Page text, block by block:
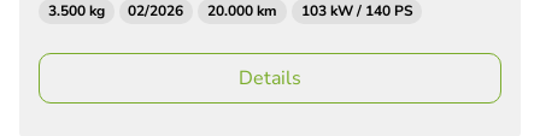
3.500 kg 02/2026 20.000 km 103 kW / 140 PS
Details